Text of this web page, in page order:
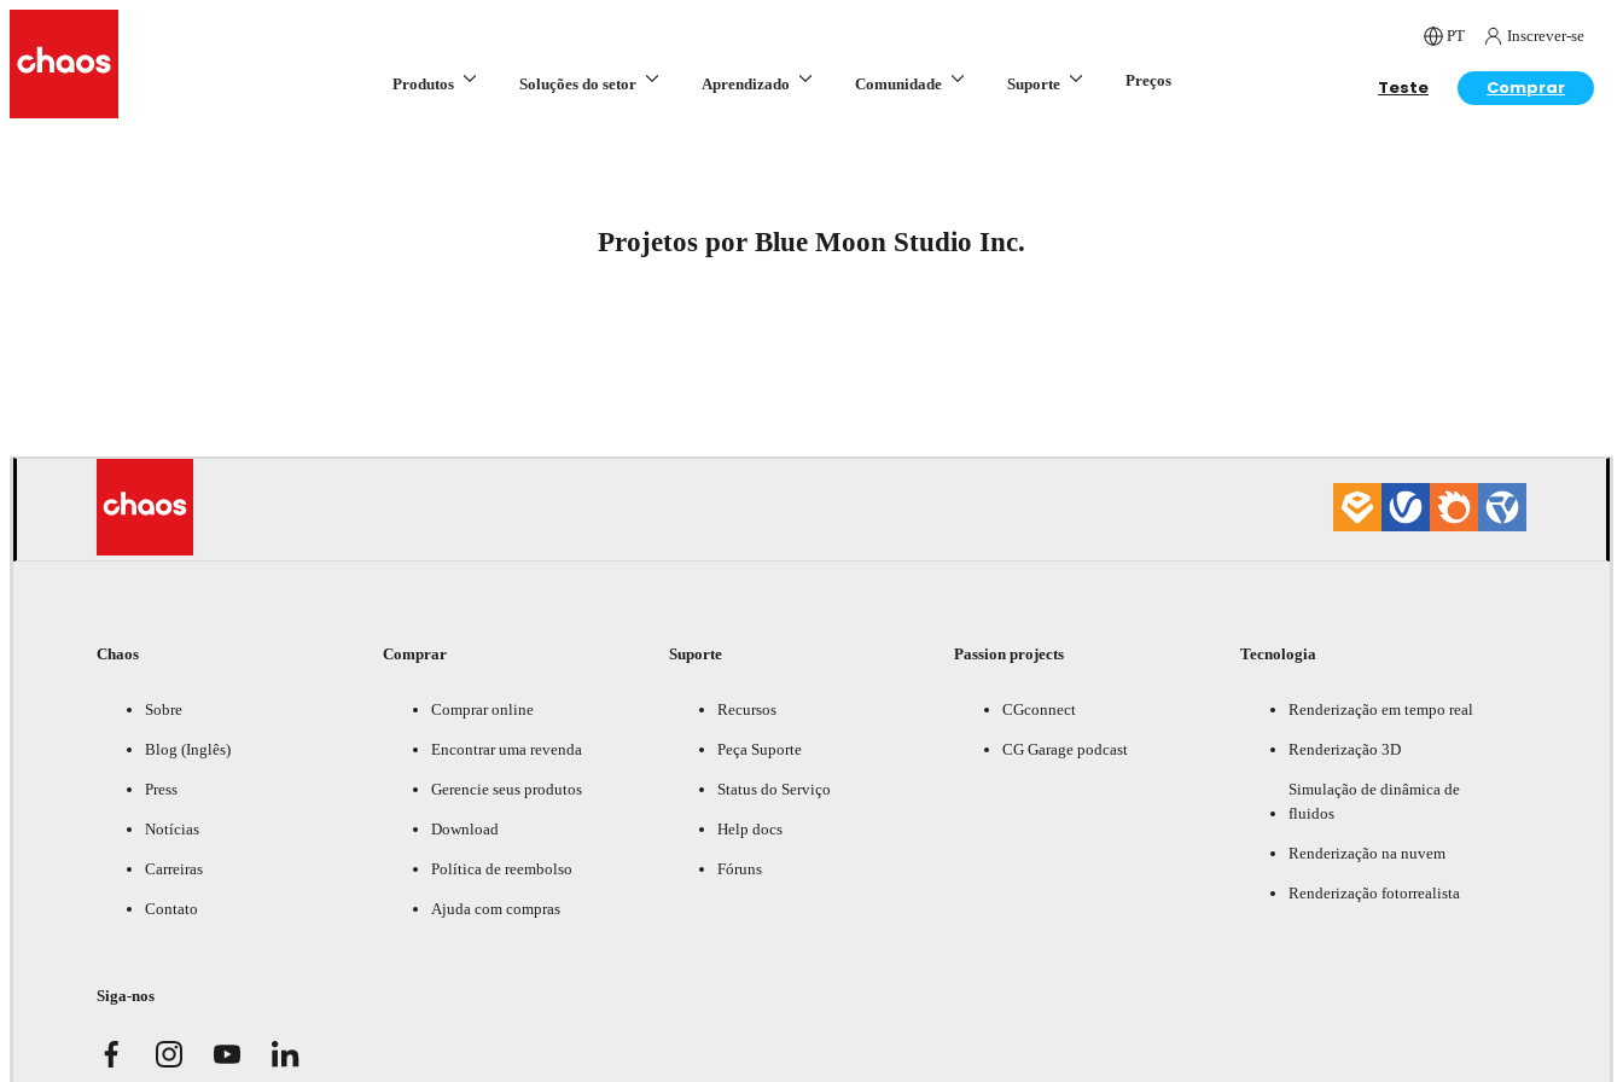
PT Inscrever-se
Produtos Soluções do setor Aprendizado Comunidade Suporte Preços Teste Comprar
Projetos por Blue Moon Studio Inc.
Chaos
Sobre
Blog (Inglês)
Press
Notícias
Carreiras
Contato
Comprar
Comprar online
Encontrar uma revenda
Gerencie seus produtos
Download
Política de reembolso
Ajuda com compras
Suporte
Recursos
Peça Suporte
Status do Serviço
Help docs
Fóruns
Passion projects
CGconnect
CG Garage podcast
Tecnologia
Renderização em tempo real
Renderização 3D
Simulação de dinâmica de
fluidos
Renderização na nuvem
Renderização fotorrealista
Siga-nos